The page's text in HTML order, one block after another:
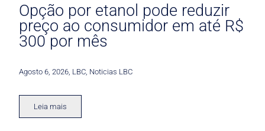
Opção por etanol pode reduzir
preço ao consumidor em até R$
300 por mês
Agosto 6, 2026 LBC Noticias LBC
Leia mais